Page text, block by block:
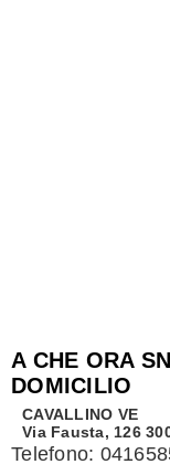
A CHE ORA
DOMICILIO
CAVALLINO VE
Via Fausta, 126
Telefono: